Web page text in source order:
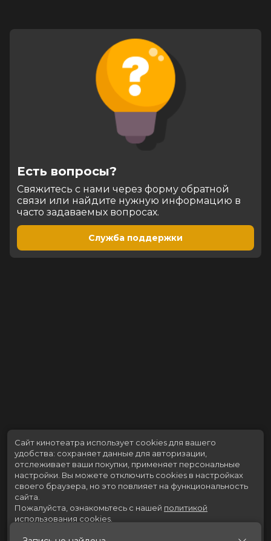
Есть вопросы?
Cвяжитесь с нами через форму обратной
связи или найдите нужную информацию в
часто задаваемых вопросах.
Служба поддержки
Сайт кинотеатра использует cookies для вашего
удобства: сохраняет данные для авторизации,
отслеживает ваши покупки, применяет персональные
настройки. Вы можете отключить cookies в настройках
своего браузера, но это повлияет на функциональность
сайта.
Пожалуйста, ознакомьтесь с нашей политикой
использования cookies